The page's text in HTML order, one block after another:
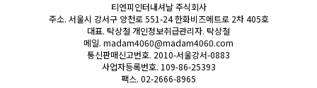
티엔피인터내셔날 주식회사
주소. 서울시 강서구 양천로 551-24 한화비즈메트로 2차 405호
대표. 탁상철 개인정보취급관리자. 탁상철
메일. madam4060@madam4060.com
통신판매신고번호. 2010-서울강서-0883
사업자등록번호. 109-86-25393
팩스. 02-2666-8965